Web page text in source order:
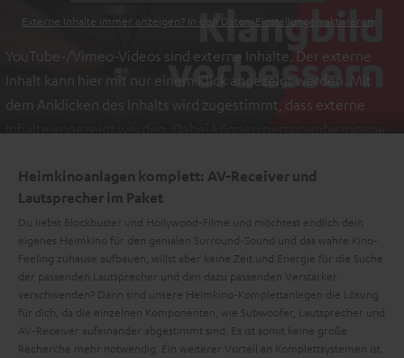
Externe Inhalte immer anzeigen? In den Daten‑Einstellungen aktivieren
YouTube-/Vimeo-Videos sind externe Inhalte. Der externe
Inhalt kann hier mit nur einem Klick angezeigt werden. Mit
dem Anklicken des Inhalts wird zugestimmt, dass externe
Inhalte angezeigt werden. Dabei können personenbezogene
Informationen sind in der Datenschutzerklärung unter I zu
finden.
Heimkinoanlagen komplett: AV-Receiver und
Lautsprecher im Paket
Du liebst Blockbuster und Hollywood-Filme und möchtest endlich dein
eigenes Heimkino für den genialen Surround-Sound und das wahre Kino-
Feeling zuhause aufbauen, willst aber keine Zeit und Energie für die Suche
der passenden Lautsprecher und den dazu passenden Verstärker
verschwenden? Dann sind unsere Heimkino-Komplettanlegen die Lösung
für dich, da die einzelnen Komponenten, wie Subwoofer, Lautsprecher und
AV-Receiver aufeinander abgestimmt sind. Es ist somit keine große
Recherche mehr notwendig. Ein weiterer Vorteil an Komplettsystemen ist